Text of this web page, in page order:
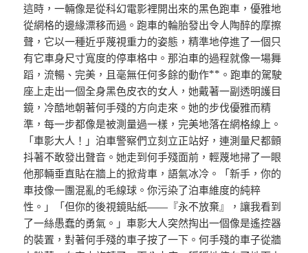
這時，一輛像是從科幻電影裡開出來的黑色跑車，優雅地
從網格的邊緣漂移而過。跑車的輪胎發出令人陶醉的摩擦
聲，它以一種近乎蔑視重力的姿態，精準地停進了一個只
有它車身尺寸寬度的停車格中。那泊車的過程就像一場舞
蹈，流暢、完美，且毫無任何多餘的動作**。跑車的駕駛
座上走出一個全身黑色皮衣的女人，她戴著一副透明護目
鏡，冷酷地朝著何手殘的方向走來。她的步伐優雅而精
準，每一步都像是被測量過一樣，完美地落在網格線上。
「車影大人！」泊車警察們立刻立正站好，連測量尺都顫
抖著不敢發出聲音。她走到何手殘面前，輕蔑地掃了一眼
他那輛垂直貼在牆上的掀背車，語氣冰冷。「新手，你的
車技像一團混亂的毛線球。你污染了泊車維度的純粹
性。」「但你的後視鏡貼紙——『永不放棄』，讓我看到
了一絲愚蠢的勇氣。」車影大人突然掏出一個像是遙控器
的裝置，對著何手殘的車子按了一下。何手殘的車子從牆